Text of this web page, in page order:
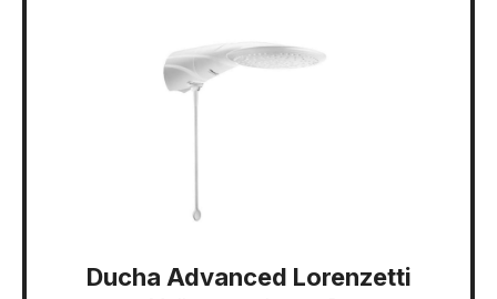
Ducha Advanced Lorenzetti